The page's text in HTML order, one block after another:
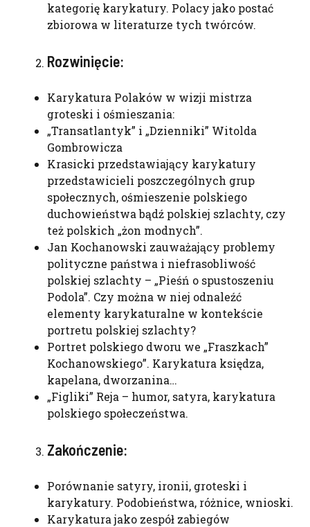
kategorię karykatury. Polacy jako postać
zbiorowa w literaturze tych twórców.
Rozwinięcie:
Karykatura Polaków w wizji mistrza
groteski i ośmieszania:
„Transatlantyk” i „Dzienniki” Witolda
Gombrowicza
Krasicki przedstawiający karykatury
przedstawicieli poszczególnych grup
społecznych, ośmieszenie polskiego
duchowieństwa bądź polskiej szlachty, czy
też polskich „żon modnych”.
Jan Kochanowski zauważający problemy
polityczne państwa i niefrasobliwość
polskiej szlachty – „Pieśń o spustoszeniu
Podola”. Czy można w niej odnaleźć
elementy karykaturalne w kontekście
portretu polskiej szlachty?
Portret polskiego dworu we „Fraszkach”
Kochanowskiego”. Karykatura księdza,
kapelana, dworzanina…
„Figliki” Reja – humor, satyra, karykatura
polskiego społeczeństwa.
Zakończenie:
Porównanie satyry, ironii, groteski i
karykatury. Podobieństwa, różnice, wnioski.
Karykatura jako zespół zabiegów